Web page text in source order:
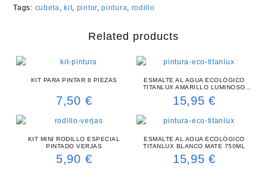
Tags: cubeta, kit, pintor,pintura, rodillo
Related products
KIT PARA PINTAR 8 PIEZAS
7,50 €
ESMALTE AL AGUA ECOLÓGICO
TITANLUX AMARILLO LUMINOSO
15,95€
KIT MINI RODILLO ESPECIAL
PINTADO VERJAS
5,90 €
ESMALTE AL AGUA ECOLÓGICO
TITANLUX BLANCO MATE 750ML
15,95€